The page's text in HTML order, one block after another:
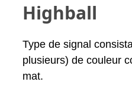
Highball
Type de signal
plusieurs) de couleur
mat.